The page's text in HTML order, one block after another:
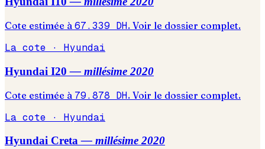
Cote estimée à 67.339 DH. Voir le dossier complet.
La cote · Hyundai
Hyundai I20 — millésime 2020
Cote estimée à 79.878 DH. Voir le dossier complet.
La cote · Hyundai
Hyundai Creta — millésime2020